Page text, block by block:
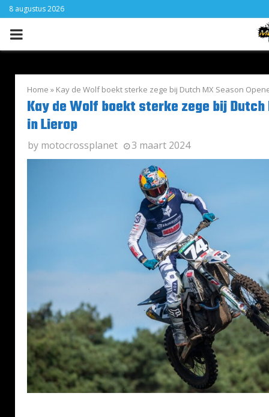
8 augustus 2026
PRIMARY
Home » Kay de Wolf boekt sterke zege bij Dutch MX Season
Kay de Wolf boekt sterke zege bij Dutch
in Lierop
by motocrossplanet 3 maart 2024